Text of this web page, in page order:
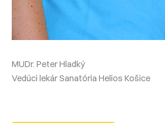
MUDr. Peter Hladký
Vedúci lekár Sanatória Helios Košice